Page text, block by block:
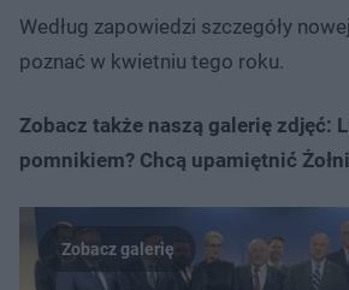
Według zapowiedzi szczegóły
poznać w kwietniu tego roku.
Zobacz także naszą galerię zdjęć:
pomnikiem? Chcą upamiętnić